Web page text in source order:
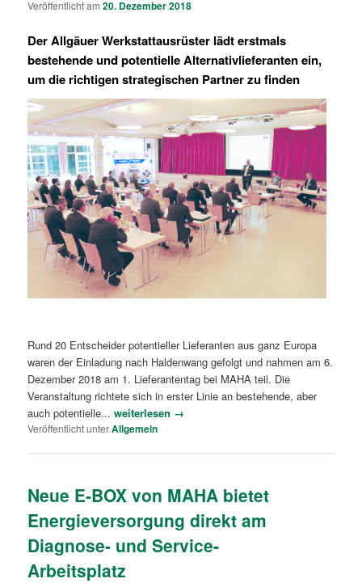
Veröffentlicht am20. Dezember 2018
Der Allgäuer Werkstattausrüster lädt erstmals
bestehende und potentielle Alternativlieferanten ein,
um die richtigen strategischen Partner zu finden
Rund 20 Entscheider potentieller Lieferanten aus ganz Europa
waren der Einladung nach Haldenwang gefolgt und nahmen am 6.
Dezember 2018 am 1. Lieferantentag bei MAHA teil. Die
Veranstaltung richtete sich in erster Linie an bestehende, aber
auch potentielle...weiterlesen →
Veröffentlicht unterAllgemein
Neue E-BOX von MAHA bietet
Energieversorgung direkt am
Diagnose- und Service-
Arbeitsplatz